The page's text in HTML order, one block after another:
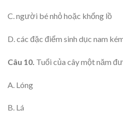
C. người bé nhỏ hoặc khổng lồ
D. các đặc điểm sinh dục nam
Câu 10. Tuổi của cây một năm
A. Lóng
B. Lá